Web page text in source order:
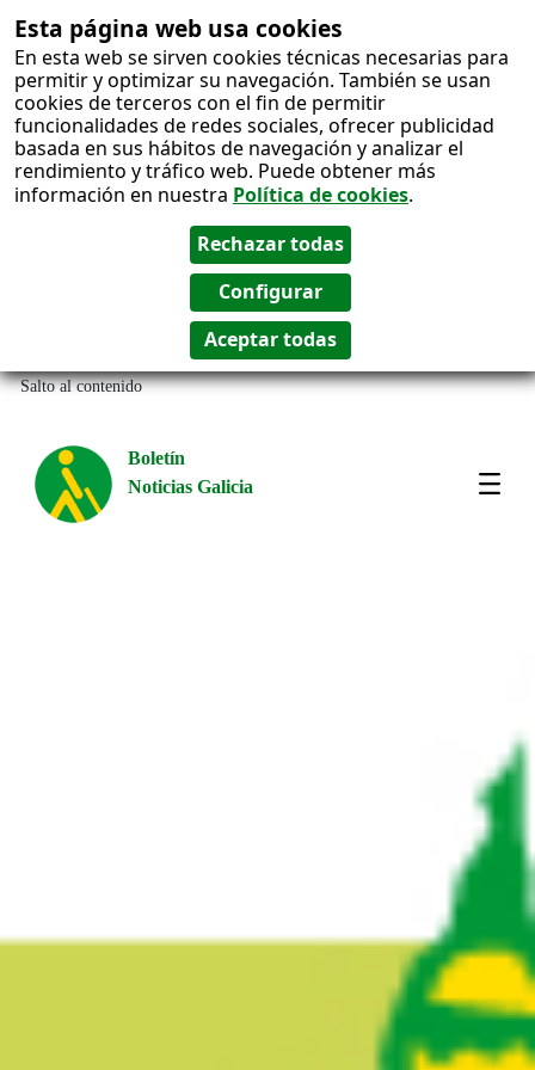
Esta página web usa cookies
En esta web se sirven cookies técnicas necesarias para
permitir y optimizar su navegación. También se usan
cookies de terceros con el fin de permitir
funcionalidades de redes sociales, ofrecer publicidad
basada en sus hábitos de navegación y analizar el
rendimiento y tráfico web. Puede obtener más
información en nuestra Política de cookies.
Salto al contenido
Boletín
Noticias Galicia